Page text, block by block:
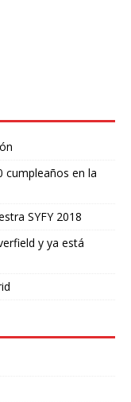
cumpleaños en la
SYFY 2018
y ya está